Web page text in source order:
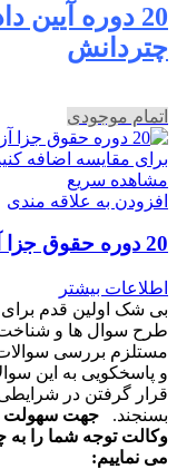
20 دوره
چتردانش
اتمام موجودی
برای مقایسه اضافه
مشاهده سریع
افزودن به علاقه مندی
20 دوره حقوق جزا آزمون وکالت – چتردانش
اطلاعات بیشتر
بی شک اولین قدم
طرح سوال ها و
مستلزم بررسی
و پاسخکویی به این
قرار گرفتن در
بسنجند.
وکالت توجه شما را به
می نماییم: